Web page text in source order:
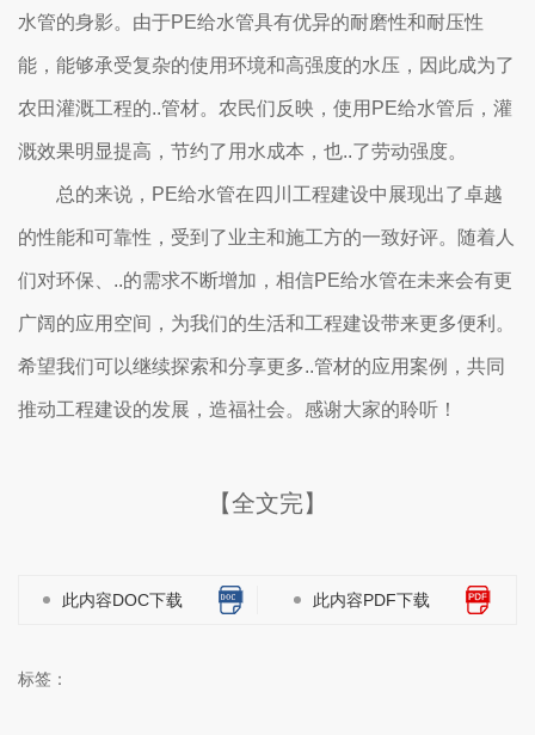
水管的身影。由于PE给水管具有优异的耐磨性和耐压性
能，能够承受复杂的使用环境和高强度的水压，因此成为了
农田灌溉工程的..管材。农民们反映，使用PE给水管后，灌
溉效果明显提高，节约了用水成本，也..了劳动强度。
总的来说，PE给水管在四川工程建设中展现出了卓越
的性能和可靠性，受到了业主和施工方的一致好评。随着人
们对环保、..的需求不断增加，相信PE给水管在未来会有更
广阔的应用空间，为我们的生活和工程建设带来更多便利。
希望我们可以继续探索和分享更多..管材的应用案例，共同
推动工程建设的发展，造福社会。感谢大家的聆听！
【全文完】
此内容DOC下载 此内容PDF下载
标签：